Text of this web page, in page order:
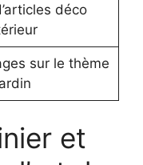
déco
sur le thème
et